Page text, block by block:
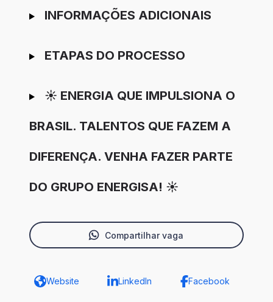
INFORMAÇÕES ADICIONAIS
ETAPAS DO PROCESSO
☀️ ENERGIA QUE IMPULSIONA O
BRASIL. TALENTOS QUE FAZEM A
DIFERENÇA. VENHA FAZER PARTE
DO GRUPO ENERGISA! ☀️
Compartilhar vaga
Website LinkedIn Facebook